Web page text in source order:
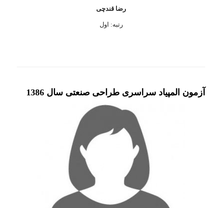
رضا قندچی
رتبه: اول
آزمون المپیاد سراسری طراحی صنعتی سال 1386